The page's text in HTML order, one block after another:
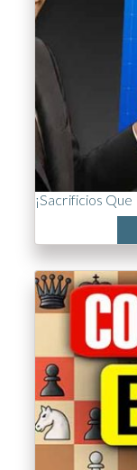
¡Sacrificios